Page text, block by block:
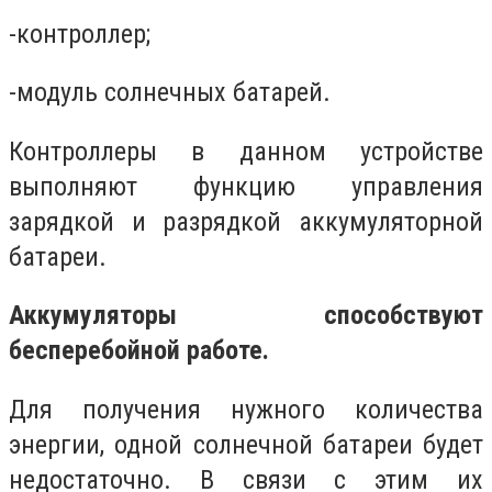
-контроллер;
-модуль солнечных батарей.
Контроллеры в данном устройстве
выполняют функцию управления
зарядкой и разрядкой аккумуляторной
батареи.
Аккумуляторы способствуют
бесперебойной работе.
Для получения нужного количества
энергии, одной солнечной батареи будет
недостаточно. В связи с этим их